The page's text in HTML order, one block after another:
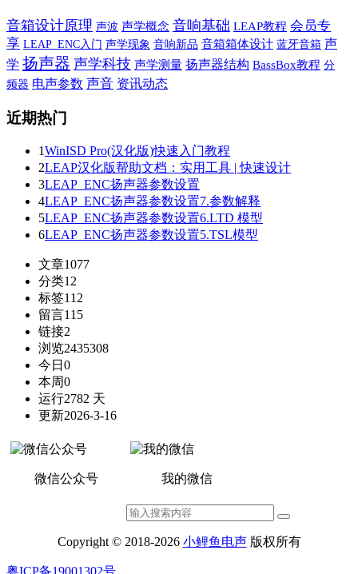
音箱设计原理 声波 声学概念 音响基础 LEAP教程 会员专
享 LEAP_ENC入门 声学现象 音响新品 音箱箱体设计 蓝牙音箱 声
学 扬声器 声学科技 声学测量 扬声器结构 BassBox教程 分
频器 电声参数 声音 资讯动态
近期热门
1WinISD Pro(汉化版)快速入门教程
2LEAP汉化版帮助文档：实用工具 | 快速设计
3LEAP_ENC扬声器参数设置
4LEAP_ENC扬声器参数设置7.参数解释
5LEAP_ENC扬声器参数设置6.LTD 模型
6LEAP_ENC扬声器参数设置5.TSL模型
文章1077
分类12
标签112
留言115
链接2
浏览2435308
今日 0
本周0
运行2782 天
更新2026-3-16
微信公众号 我的微信
Copyright © 2018-2026 小鲤鱼电声版权所有